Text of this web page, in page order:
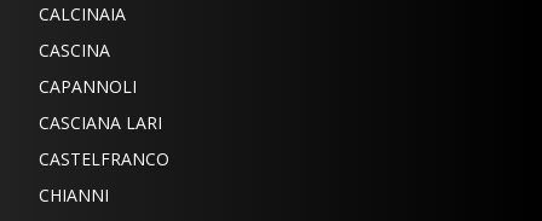
CALCINAIA
CASCINA
CAPANNOLI
CASCIANA LARI
CASTELFRANCO
CHIANNI